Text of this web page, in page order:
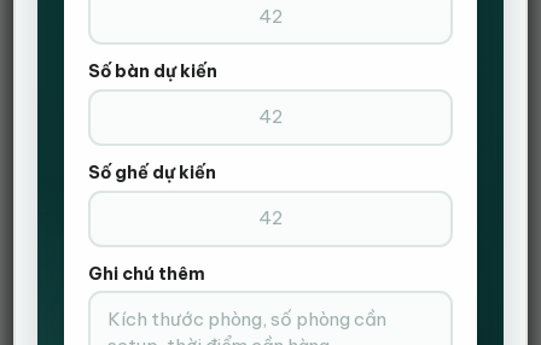
Bạn đang cần tìm nhà cung cấp bàn ghế văn phòng.
Số bàn dự kiến
Số ghế dự kiến
Ghi chú thêm